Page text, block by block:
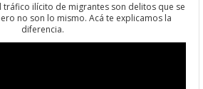
tráfico ilícito de migrantes son delitos que se
no son lo mismo. Acá te explicamos la
diferencia.